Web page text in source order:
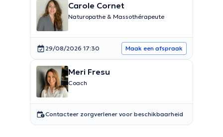
Carole Cornet
Naturopathe & Massothérapeute
29/08/2026 17:30 Maak een afspraak
Meri Fresu
Coach
Contacteer zorgverlener voor beschikbaarheid